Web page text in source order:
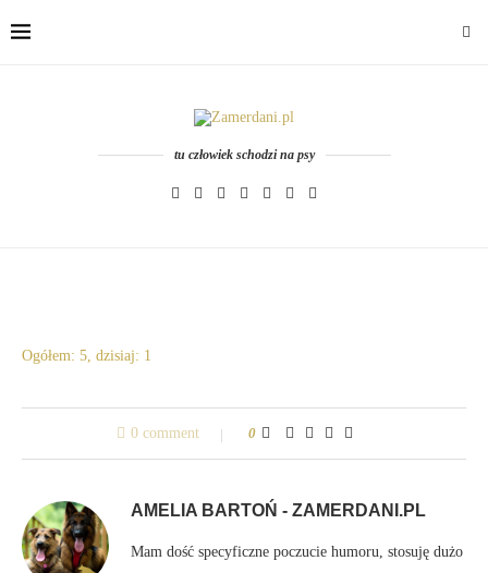
tu człowiek schodzi na psy
Ogółem: 5, dzisiaj: 1
0 comment 0
AMELIA BARTOŃ - ZAMERDANI.PL
Mam dość specyficzne poczucie humoru, stosuję dużo